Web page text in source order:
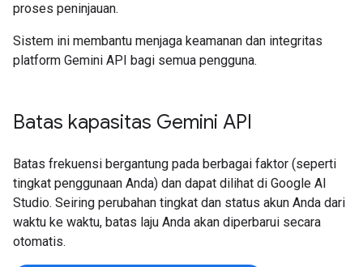
proses peninjauan.
Sistem ini membantu menjaga keamanan dan integritas
platform Gemini API bagi semua pengguna.
Batas kapasitas Gemini API
Batas frekuensi bergantung pada berbagai faktor (seperti
tingkat penggunaan Anda) dan dapat dilihat di Google AI
Studio. Seiring perubahan tingkat dan status akun Anda dari
waktu ke waktu, batas laju Anda akan diperbarui secara
otomatis.